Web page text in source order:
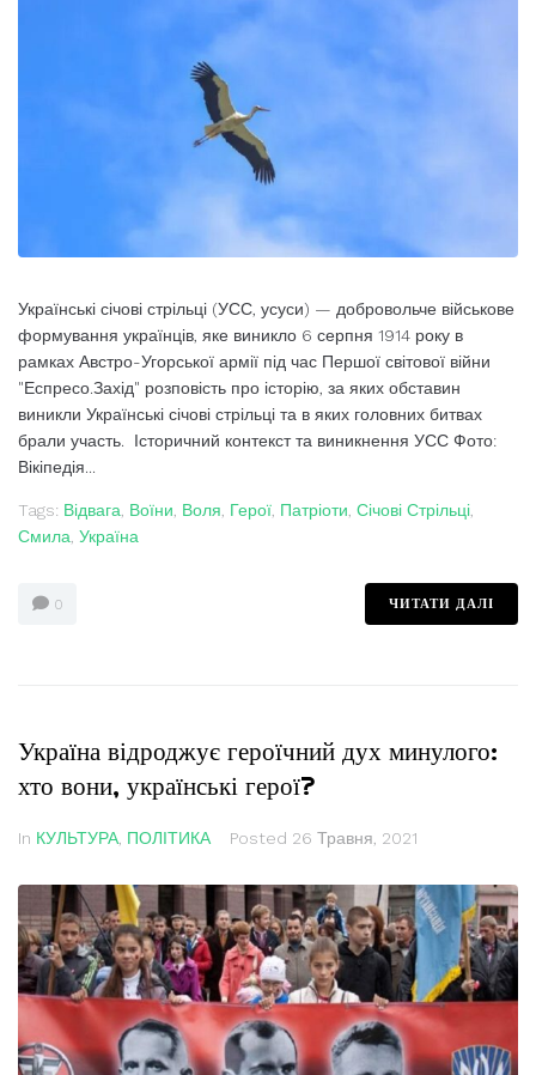
Українські січові стрільці (УСС, усуси) — добровольче військове
формування українців, яке виникло 6 серпня 1914 року в
рамках Австро-Угорської армії під час Першої світової війни
"Еспресо.Захід" розповість про історію, за яких обставин
виникли Українські січові стрільці та в яких головних битвах
брали участь. Історичний контекст та виникнення УСС Фото:
Вікіпедія...
Tags: Відвага Воїни Воля Герої Патріоти Січові Стрільці
Смила Україна
0 ЧИТАТИ ДАЛІ
Україна відроджує героїчний дух минулого:
хто вони, українські герої?
In КУЛЬТУРА ПОЛІТИКА Posted 26 Травня, 2021